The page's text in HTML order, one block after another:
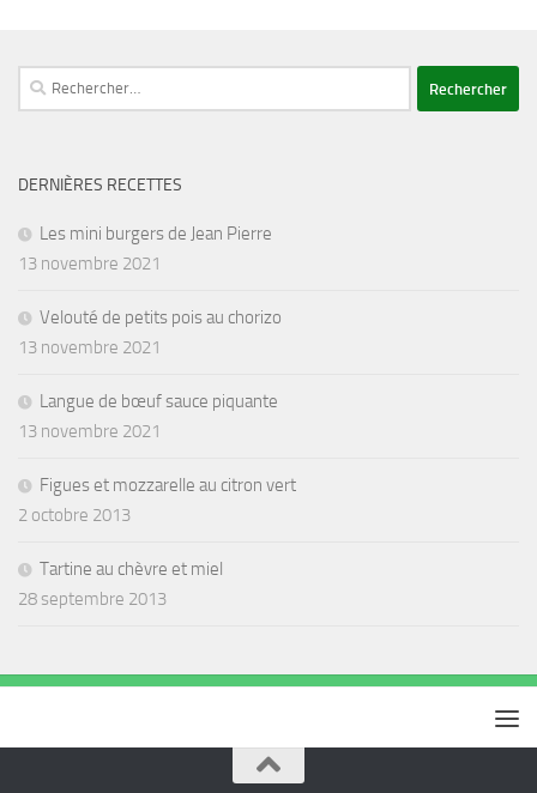
Rechercher :
DERNIÈRES RECETTES
Les mini burgers de Jean Pierre
13 novembre 2021
Velouté de petits pois au chorizo
13 novembre 2021
Langue de bœuf sauce piquante
13 novembre 2021
Figues et mozzarelle au citron vert
2 octobre 2013
Tartine au chèvre et miel
28 septembre 2013